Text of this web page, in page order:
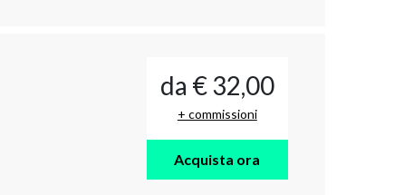
da € 32,00
+ commissioni
Acquista ora